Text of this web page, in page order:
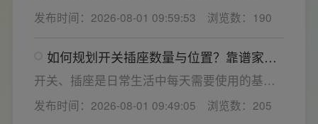
弱电线路的集中收纳载体，也会影响墙面整体
装修美观度，外观颜值、内部空间、模块化功
一站式配齐全屋电气产品，选择综合实力过硬
的家用开关电气套装厂家，可以同时搞定开关
购与售后更省心。
发布时间：2026-08-01 09:59:53 浏览数：190
如何规划开关插座数量与位置？靠谱家用
开关电气套装品牌怎么选？
开关、插座是日常生活中每天需要使用的基础
电气配件。随着家用电器的普及，需要的电源
插座和开关也会越来越多。装修前期除了规划
发布时间：2026-08-01 09:49:05 浏览数：205